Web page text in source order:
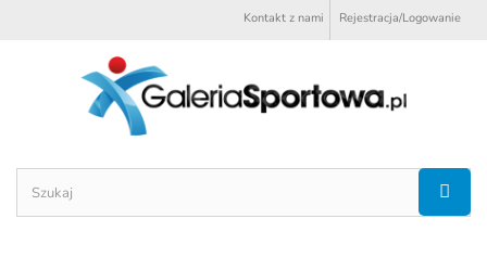
Rejestracja/Logowanie
Kontakt z nami